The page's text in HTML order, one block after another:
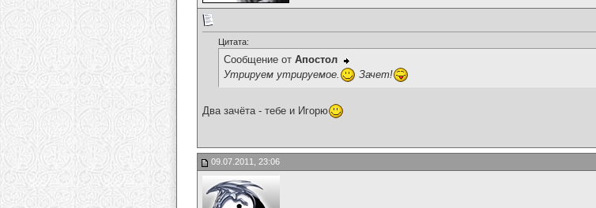
Цитата:
Сообщение от Апостол
Утрируем утрируемое.
Зачет!
Два зачёта - тебе и Игорю
09.07.2011, 23:06